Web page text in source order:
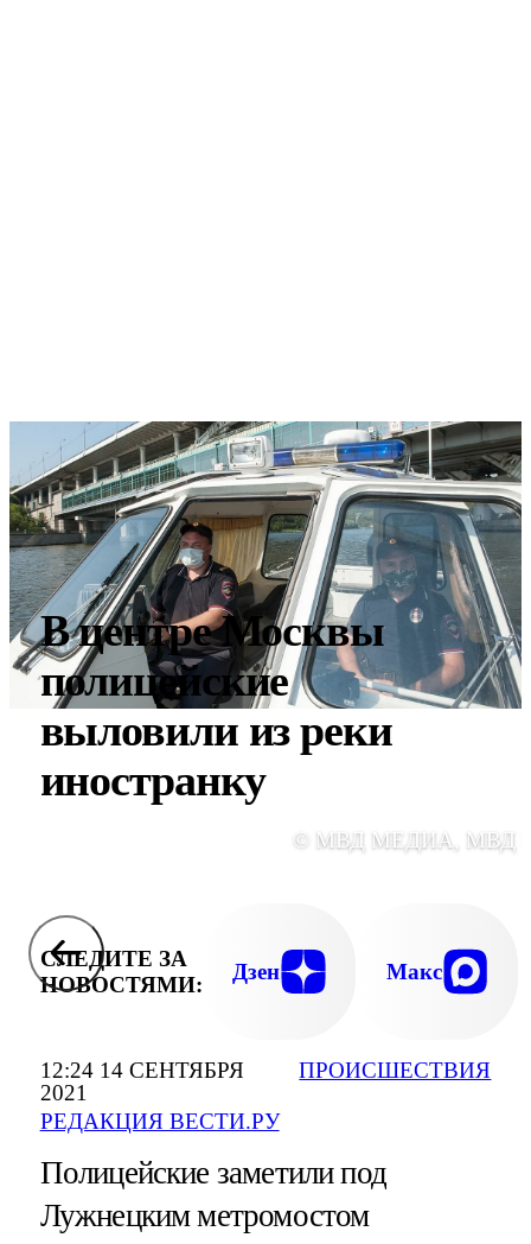
12:24 14 СЕНТЯБРЯ
2021
РЕДАКЦИЯ ВЕСТИ.РУ
ПРОИСШЕСТВИЯ
В центре Москвы
полицейские
выловили из реки
иностранку
© МВД МЕДИА, МВД
СЛЕДИТЕ ЗА
НОВОСТЯМИ:
Дзен Макс
Полицейские заметили под
Лужнецким метромостом